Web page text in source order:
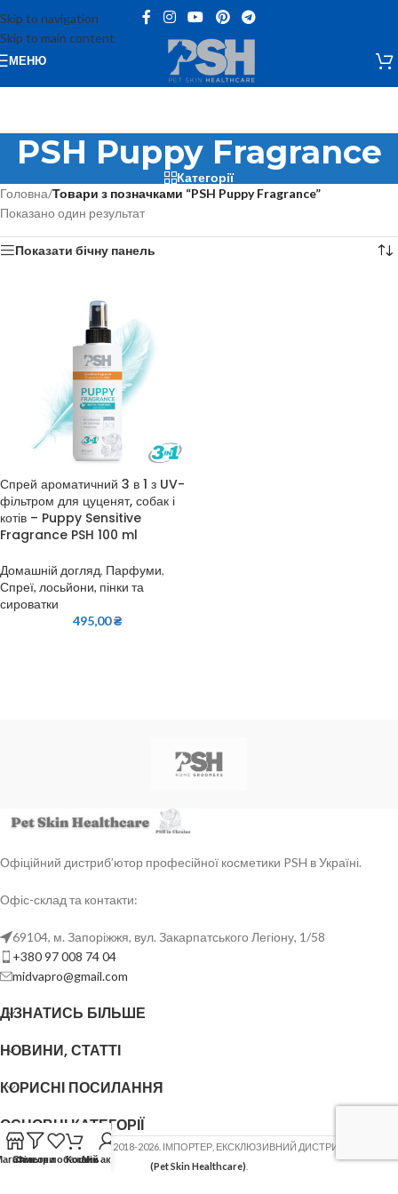
Skip to navigation
Skip to main content
МЕНЮ
PSH Puppy Fragrance
Категорії
Головна/Товари з позначками “PSH Puppy Fragrance”
Показано один результат
Показати бічну панель
Спрей ароматичний 3 в 1 з UV-
фільтром для цуценят, собак і
котів – Puppy Sensitive
Fragrance PSH 100 ml
Домашній догляд, Парфуми,
Спреї, лосьйони, пінки та
сироватки
495,00₴
Офіційний дистриб’ютор професійної косметики PSH в Україні.
Офіс-склад та контакти:
69104, м. Запоріжжя, вул. Закарпатського Легіону, 1/58
+380 97 008 74 04
midvapro@gmail.com
ДІЗНАТИСЬ БІЛЬШЕ
НОВИНИ, СТАТТІ
КОРИСНІ ПОСИЛАННЯ
ОСНОВНІ КАТЕГОРІЇ
ФОП ШОВГЕНЮК Ю.В. 2018-2026. ІМПОРТЕР, ЕКСКЛЮЗИВНИЙ ДИСТРИБ'ЮТОР
(Pet Skin Healthcare)
Фільтри
Список побажань
КошикМій акаунт